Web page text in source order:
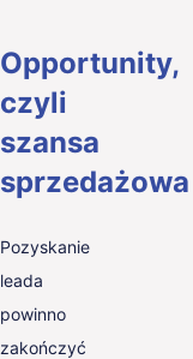
Opportunity,
czyli
szansa
sprzedażowa
Pozyskanie
leada
powinno
zakończyć